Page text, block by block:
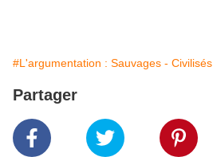
#L'argumentation : Sauvages - Civilisés
Partager